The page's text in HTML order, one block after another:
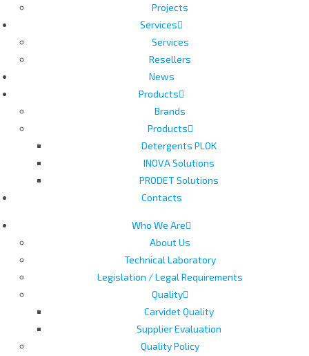
Projects
Services
Services
Resellers
News
Products
Brands
Products
Detergents PLOK
INOVA Solutions
PRODET Solutions
Contacts
Who We Are
About Us
Technical Laboratory
Legislation / Legal Requirements
Quality
Carvidet Quality
Supplier Evaluation
Quality Policy